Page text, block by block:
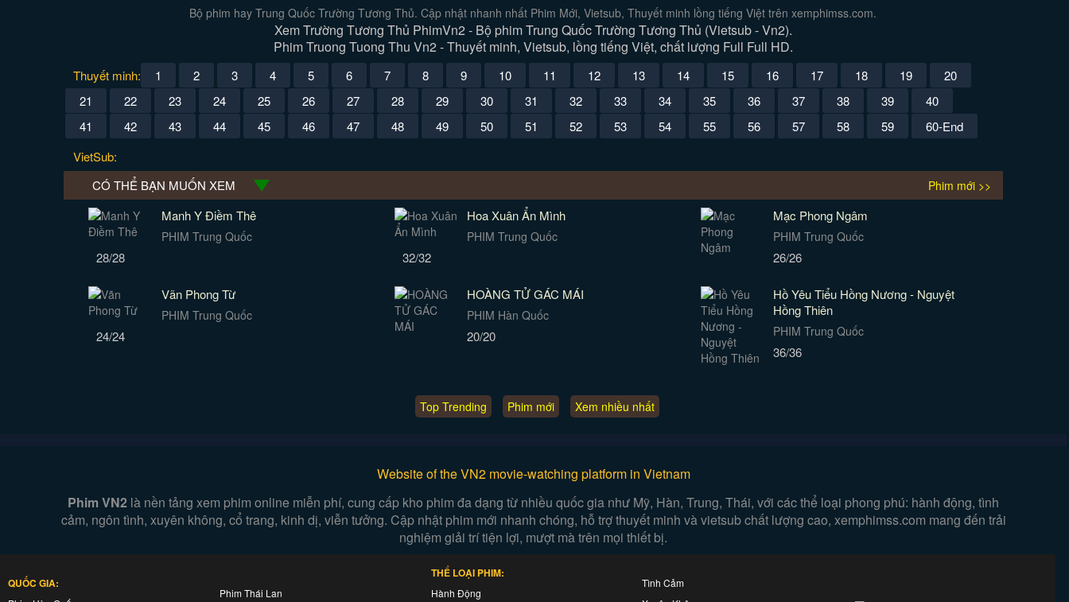
Bộ phim hay Trung Quốc Trường Tương Thủ. Cập nhật nhanh nhất Phim Mới, Vietsub, Thuyết minh lồng tiếng Việt trên xemphimss.com.
Xem Trường Tương Thủ PhimVn2 - Bộ phim Trung Quốc Trường Tương Thủ (Vietsub - Vn2).
Phim Truong Tuong Thu Vn2 - Thuyết minh, Vietsub, lồng tiếng Việt, chất lượng Full Full HD.
Thuyết minh: 1 2 3 4 5 6 7 8 9 10 11 12 13 14 15 16 17 18 19
20
21
22 23 24 25 26 27 28 29 30 31 32 33 34 35 36 37 38 39
40
41
42 43 44 45 46 47 48 49 50 51 52 53 54 55 56 57 58 59
60-End
VietSub:
CÓ THỂ BẠN MUỐN XEM
Phim mới >>
Manh Y Điềm Thê
PHIM Trung Quốc
28/28
Hoa Xuân Ẩn Mình
PHIM Trung Quốc
32/32
Mạc Phong Ngâm
PHIM Trung Quốc
26/26
Vãn Phong Từ
PHIM Trung Quốc
24/24
HOÀNG TỬ GÁC MÁI
PHIM Hàn Quốc
20/20
Hồ Yêu Tiểu Hồng Nương - Nguyệt
Hồng Thiên
PHIM Trung Quốc
36/36
Top Trending Phim mới Xem nhiều nhất
Website of the VN2 movie-watching platform in Vietnam
Phim VN2 là nền tảng xem phim online miễn phí, cung cấp kho phim đa dạng từ nhiều quốc gia như Mỹ, Hàn, Trung, Thái, với các thể loại phong phú: hành động, tình
cảm, ngôn tình, xuyên không, cổ trang, kinh dị, viễn tưởng. Cập nhật phim mới nhanh chóng, hỗ trợ thuyết minh và vietsub chất lượng cao, xemphimss.com mang đến trải
nghiệm giải trí tiện lợi, mượt mà trên mọi thiết bị.
QUỐC GIA:
Phim Thái Lan
THỂ LOẠI PHIM:
Hành Động
Tình Cảm